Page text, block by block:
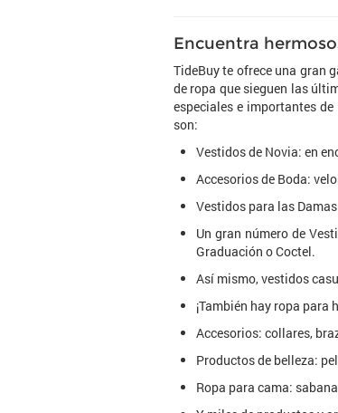
Encuentra
TideBuy te ofrece una gran
de ropa que sieguen las
especiales e importantes
son:
Vestidos de Novia: en
Accesorios de Boda:
Vestidos para las
Un gran número de
Graduación o Coctel.
Así mismo, vestidos
¡También hay ropa para
Accesorios: collares,
Productos de belleza:
Ropa para cama: